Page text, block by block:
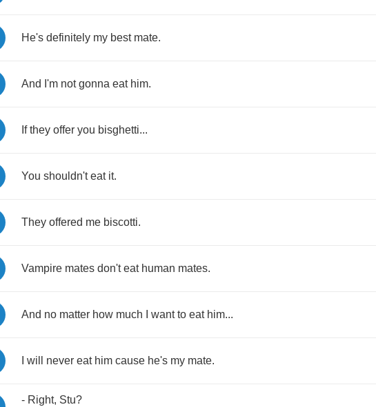
He's definitely my best mate.
And I'm not gonna eat him.
If they offer you bisghetti...
You shouldn't eat it.
They offered me biscotti.
Vampire mates don't eat human mates.
And no matter how much want to eat him...
will never eat him cause he's my mate.
- Right, Stu?